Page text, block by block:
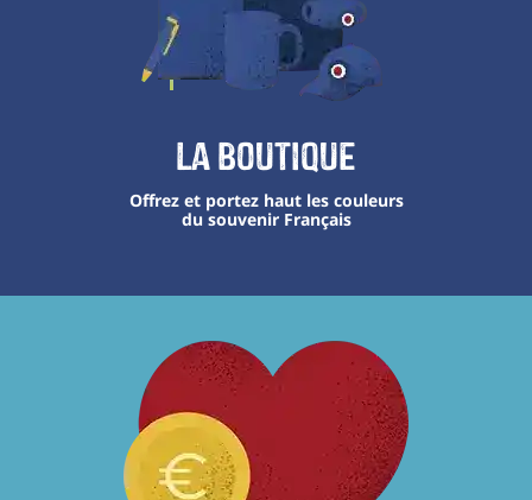
La boutique
Offrez et portez haut les couleurs
du souvenir Français